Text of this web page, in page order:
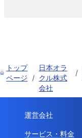
トップ
ページ
/
日本オラ
クル株式
会社
/
運営会社
サービス・料金